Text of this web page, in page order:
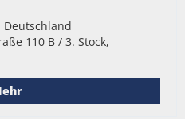
Deutschland
110 B / 3. Stock,